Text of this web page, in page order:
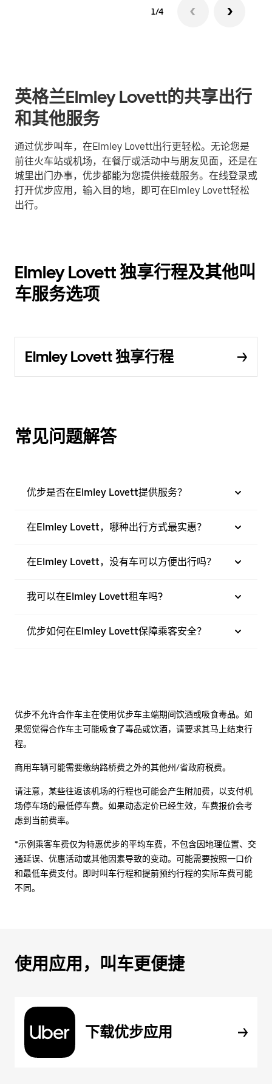
1/4
英格兰Elmley Lovett的共享出行
和其他服务
通过优步叫车，在Elmley Lovett出行更轻松。无论您是
前往火车站或机场，在餐厅或活动中与朋友见面，还是在
城里出门办事，优步都能为您提供接载服务。在线登录或
打开优步应用，输入目的地，即可在Elmley Lovett轻松
出行。
Elmley Lovett 独享行程及其他叫
车服务选项
Elmley Lovett 独享行程
常见问题解答
优步是否在Elmley Lovett提供服务？
在Elmley Lovett，哪种出行方式最实惠？
在Elmley Lovett，没有车可以方便出行吗？
我可以在Elmley Lovett租车吗?
优步如何在Elmley Lovett保障乘客安全？
优步不允许合作车主在使用优步车主端期间饮酒或吸食毒品。如
果您觉得合作车主可能吸食了毒品或饮酒，请要求其马上结束行
程。
商用车辆可能需要缴纳路桥费之外的其他州/省政府税费。
请注意，某些往返该机场的行程也可能会产生附加费，以支付机
场停车场的最低停车费。如果动态定价已经生效，车费报价会考
虑到当前费率。
*示例乘客车费仅为特惠优步的平均车费，不包含因地理位置、交
通延误、优惠活动或其他因素导致的变动。可能需要按照一口价
和最低车费支付。即时叫车行程和提前预约行程的实际车费可能
不同。
使用应用，叫车更便捷
下载优步应用